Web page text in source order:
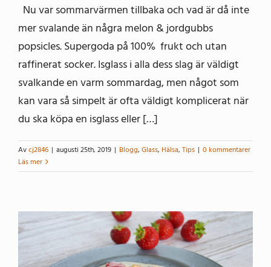
Nu var sommarvärmen tillbaka och vad är då inte
mer svalande än några melon & jordgubbs
popsicles. Supergoda på 100% frukt och utan
raffinerat socker. Isglass i alla dess slag är väldigt
svalkande en varm sommardag, men något som
kan vara så simpelt är ofta väldigt komplicerat när
du ska köpa en isglass eller […]
Avcj2846 | augusti 25th, 2019 | Blogg, Glass, Hälsa, Tips | 0 kommentarer
Läs mer